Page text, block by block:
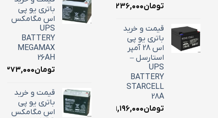
تومان۱۶,۲۳۶,۰۰۰
قیمت و خرید
باتری یو پی
اس 28 آمپر
استارسل –
UPS
BATTERY
STARCELL
28A
تومان۹,۱۹۶,۰۰۰
باتری یو پی
اس مگامکس
UPS
BATTERY
MEGAMAX
26AH
تومان
قیمت و خرید
باتری یو پی
اس مگامکس